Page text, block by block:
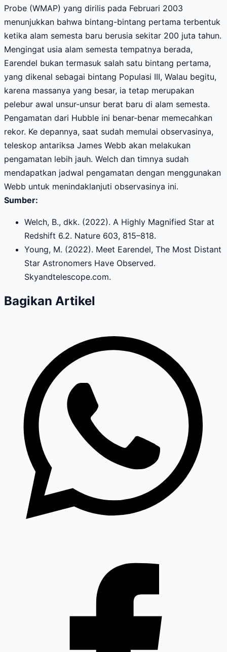
Probe (WMAP) yang dirilis pada Februari 2003
menunjukkan bahwa bintang-bintang pertama terbentuk
ketika alam semesta baru berusia sekitar 200 juta tahun.
Mengingat usia alam semesta tempatnya berada,
Earendel bukan termasuk salah satu bintang pertama,
yang dikenal sebagai bintang Populasi III, Walau begitu,
karena massanya yang besar, ia tetap merupakan
pelebur awal unsur-unsur berat baru di alam semesta.
Pengamatan dari Hubble ini benar-benar memecahkan
rekor. Ke depannya, saat sudah memulai observasinya,
teleskop antariksa James Webb akan melakukan
pengamatan lebih jauh. Welch dan timnya sudah
mendapatkan jadwal pengamatan dengan menggunakan
Webb untuk menindaklanjuti observasinya ini.
Sumber:
Welch, B., dkk. (2022). A Highly Magnified Star at
Redshift 6.2. Nature 603, 815–818.
Young, M. (2022). Meet Earendel, The Most Distant
Star Astronomers Have Observed.
Skyandtelescope.com.
Bagikan Artikel